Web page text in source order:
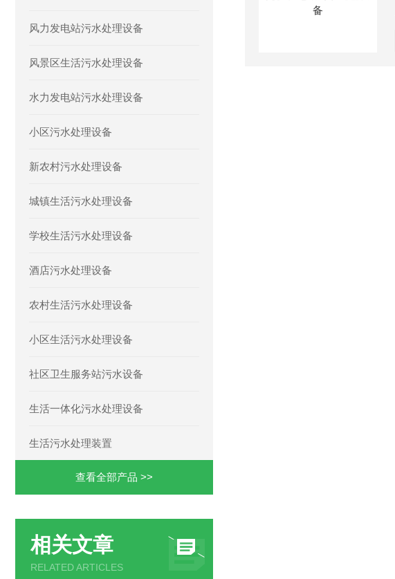
风力发电站污水处理设备
风景区生活污水处理设备
水力发电站污水处理设备
小区污水处理设备
新农村污水处理设备
城镇生活污水处理设备
学校生活污水处理设备
酒店污水处理设备
农村生活污水处理设备
小区生活污水处理设备
社区卫生服务站污水设备
生活一体化污水处理设备
生活污水处理装置
查看全部产品 >>
相关文章
RELATED ARTICLES